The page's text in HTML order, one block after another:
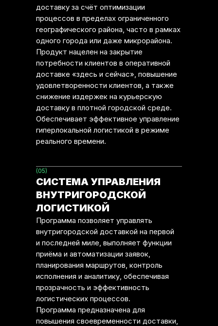
доставку за счёт оптимизации
процессов в пределах ограниченного
географического района, часто в рамках
одного города или даже микрорайона.
Продукт нацелен на закрытие
потребности клиентов в оперативной
доставке «здесь и сейчас», повышение
удовлетворенности клиентов, а также
снижение издержек на курьерскую
доставку в плотной городской среде.
Обеспечивает эффективное управление
гиперлокальной логистикой в режиме
реального времени.
(05)
СИСТЕМА УПРАВЛЕНИЯ
ВНУТРИГОРОДСКОЙ
ЛОГИСТИКОЙ
Программа позволяет управлять
внутригородской доставкой на первой
и последней миле, выполняет функции
приёма и автоматизации заявок,
планирования маршрутов, контроль
исполнения и аналитику, обеспечивая
прозрачность и эффективность
логистических процессов.
Программа предназначена для
повышения своевременности доставки,